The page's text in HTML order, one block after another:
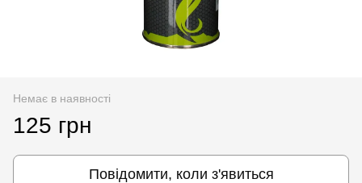
Немає в наявності
125 грн
Повідомити, коли з'явиться